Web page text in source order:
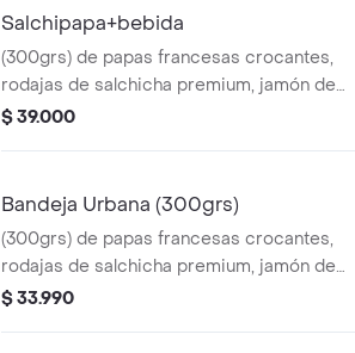
Salchipapa+bebida
(300grs) de papas francesas crocantes,
rodajas de salchicha premium, jamón de
cerdo, Chorizo,tajadas de plátano maduro
$ 39.000
Bandeja Urbana (300grs)
(300grs) de papas francesas crocantes,
rodajas de salchicha premium, jamón de
cerdo, Chorizo,tajadas de plátano maduro
$ 33.990